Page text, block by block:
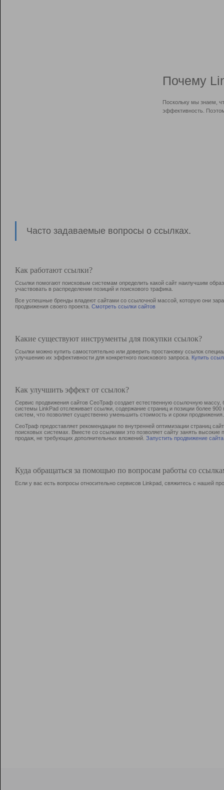
Почему
Поскольку мы знаем,
эффективность.
Часто задаваемые вопросы о ссылках.
Как работают ссылки?
Ссылки помогают поисковым системам определить какой сайт наилучшим
участвовать в раcпределении позиций и поискового трафика.
Все успешные бренды владеют сайтами со ссылочной массой, которую они
продвижения своего проекта. Смотреть ссылки сайтов
Какие существуют инструменты для покупки ссылок?
Ссылки можно купить самостоятельно или доверить простановку ссылок
улучшению их эффективности для конкретного поискового запроса. Купить
Как улучшить эффект от ссылок?
Сервис продвижения сайтов СеоТраф создает естественную ссылочную
системы LinkPad отслеживает ссылки, содержание страниц и позиции более
систем, что позволяет существенно уменьшить стоимость и сроки продвижения.
СеоТраф предоставляет рекомендации по внутренней оптимизации страниц
поисковых системах. Вместе со ссылками это позволяет сайту занять
продаж, не требующих дополнительных вложений. Запустить продвижение сайта
Куда обращаться за помощью по вопросам работы со
Если у вас есть вопросы относительно сервисов Linkpad, свяжитесь с нашей